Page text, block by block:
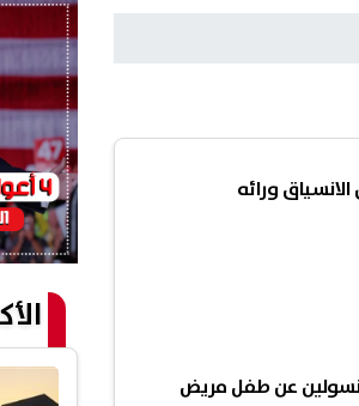
ورائه
عن طفل مريض